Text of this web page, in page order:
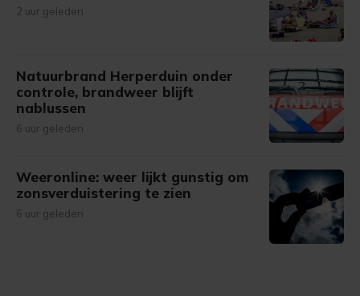
2 uur geleden
Natuurbrand Herperduin onder
controle, brandweer blijft
nablussen
6 uur geleden
Weeronline: weer lijkt gunstig om
zonsverduistering te zien
6 uur geleden